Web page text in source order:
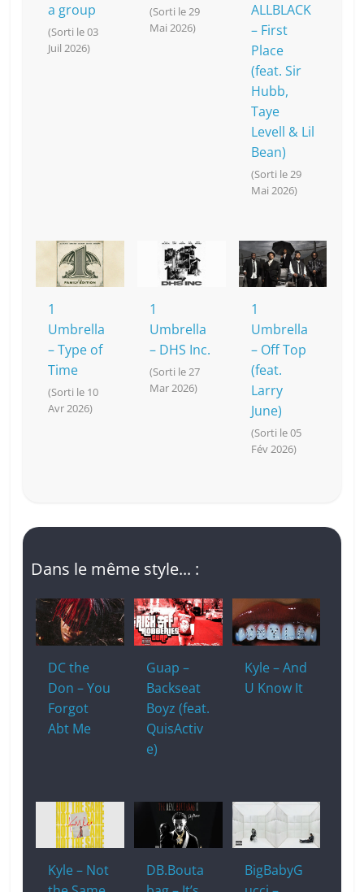
a group
(Sorti le 03
Juil 2026)
(Sorti le 29
Mai 2026)
ALLBLACK
– First
Place
(feat. Sir
Hubb,
Taye
Levell & Lil
Bean)
(Sorti le 29
Mai 2026)
1
Umbrella
– Type of
Time
(Sorti le 10
Avr 2026)
1
Umbrella
– DHS Inc.
(Sorti le 27
Mar 2026)
1
Umbrella
– Off Top
(feat.
Larry
June)
(Sorti le 05
Fév 2026)
Dans le même style... :
DC the
Don – You
Forgot
Abt Me
Guap –
Backseat
Boyz (feat.
QuisActiv
e)
Kyle – And
U Know It
Kyle – Not
DB.Bouta
BigBabyG